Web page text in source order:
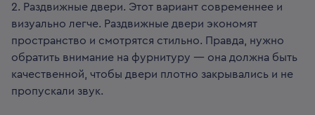
2. Раздвижные двери. Этот вариант современнее и
визуально легче. Раздвижные двери экономят
пространство и смотрятся стильно. Правда, нужно
обратить внимание на фурнитуру — она должна быть
качественной, чтобы двери плотно закрывались и не
пропускали звук.